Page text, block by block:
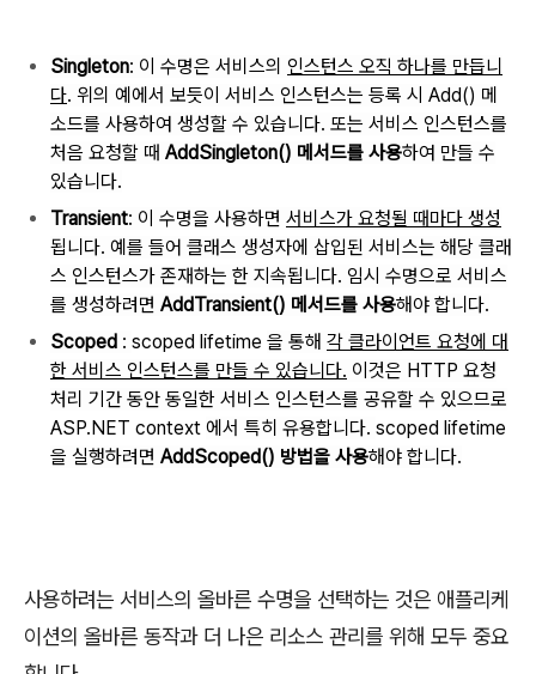
Singleton: 이 수명은 서비스의 인스턴스 오직 하나를 만듭니
다. 위의 예에서 보듯이 서비스 인스턴스는 등록 시 Add() 메
소드를 사용하여 생성할 수 있습니다. 또는 서비스 인스턴스를
처음 요청할 때 AddSingleton() 메서드를 사용하여 만들 수
있습니다.
Transient: 이 수명을 사용하면 서비스가 요청될 때마다 생성
됩니다. 예를 들어 클래스 생성자에 삽입된 서비스는 해당 클래
스 인스턴스가 존재하는 한 지속됩니다. 임시 수명으로 서비스
를 생성하려면 AddTransient() 메서드를 사용해야 합니다.
Scoped : scoped lifetime 을 통해 각 클라이언트 요청에 대
한 서비스 인스턴스를 만들 수 있습니다. 이것은 HTTP 요청
처리 기간 동안 동일한 서비스 인스턴스를 공유할 수 있으므로
ASP.NET context 에서 특히 유용합니다. scoped lifetime
을 실행하려면 AddScoped() 방법을 사용해야 합니다.
사용하려는 서비스의 올바른 수명을 선택하는 것은 애플리케
이션의 올바른 동작과 더 나은 리소스 관리를 위해 모두 중요